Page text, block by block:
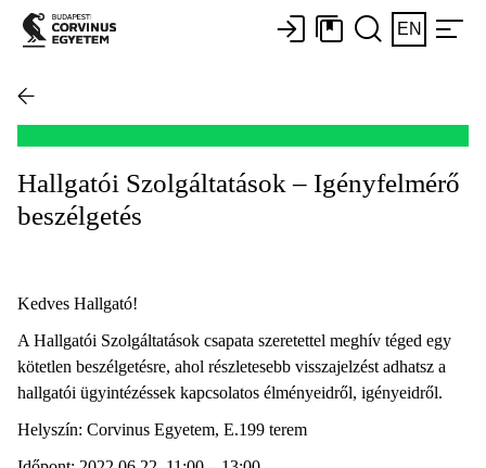
EN
Hallgatói Szolgáltatások – Igényfelmérő
beszélgetés
Kedves Hallgató!
A Hallgatói Szolgáltatások csapata szeretettel meghív téged egy
kötetlen beszélgetésre, ahol részletesebb visszajelzést adhatsz a
hallgatói ügyintézéssek kapcsolatos élményeidről, igényeidről.
Helyszín: Corvinus Egyetem, E.199 terem